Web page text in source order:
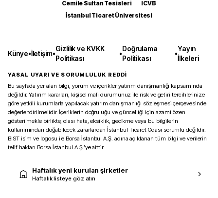
Cemile Sultan Tesisleri
ICVB
İstanbul Ticaret Üniversitesi
Künye•İletişim•
Gizlilik ve KVKK
Politikası
•
Doğrulama
Politikası
•
Yayın
İlkeleri
YASAL UYARI VE SORUMLULUK REDDİ
Bu sayfada yer alan bilgi, yorum ve içerikler yatırım danışmanlığı kapsamında
değildir. Yatırım kararları, kişisel mali durumunuz ile risk ve getiri tercihlerinize
göre yetkili kurumlarla yapılacak yatırım danışmanlığı sözleşmesi çerçevesinde
değerlendirilmelidir. İçeriklerin doğruluğu ve güncelliği için azami özen
gösterilmekle birlikte, olası hata, eksiklik, gecikme veya bu bilgilerin
kullanımından doğabilecek zararlardan İstanbul Ticaret Odası sorumlu değildir.
BIST isim ve logosu ile Borsa İstanbul A.Ş. adına açıklanan tüm bilgi ve verilerin
telif hakları Borsa İstanbul A.Ş.’ye aittir.
Haftalık yeni kurulan şirketler
Haftalık listeye göz atın